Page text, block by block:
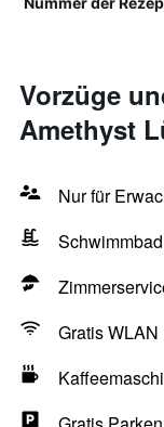
Vorzüge
Amethyst
Nur für
Schwimmbad
Gratis WLAN